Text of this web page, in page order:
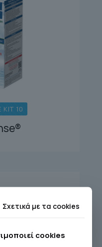
KIT 10
Σχετικά με τα cookies
cookies